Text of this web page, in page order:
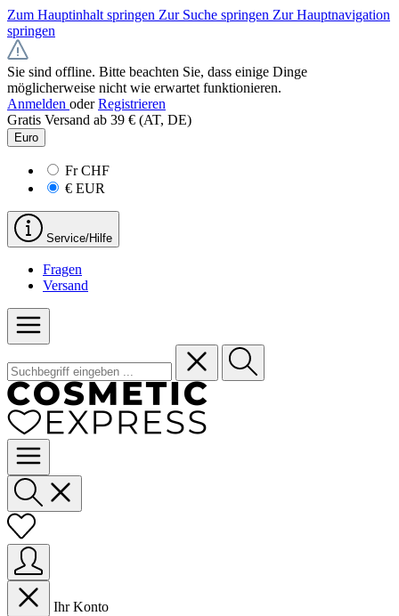
Zum Hauptinhalt springen Zur Suche springen Zur Hauptnavigation
springen
Sie sind offline. Bitte beachten Sie, dass einige Dinge
möglicherweise nicht wie erwartet funktionieren.
Anmelden oder Registrieren
Gratis Versand ab 39 € (AT, DE)
Euro
FrCHF
€ EUR
Service/Hilfe
Fragen
Versand
Ihr Konto